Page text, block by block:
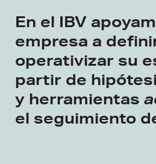
En el IBV
empresa a
operativizar su
partir de
y herramientas
el seguimiento